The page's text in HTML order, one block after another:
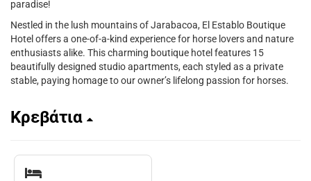
paradise!
Nestled in the lush mountains of Jarabacoa, El Establo Boutique
Hotel offers a one-of-a-kind experience for horse lovers and nature
enthusiasts alike. This charming boutique hotel features 15
beautifully designed studio apartments, each styled as a private
stable, paying homage to our owner’s lifelong passion for horses.
Κρεβάτια